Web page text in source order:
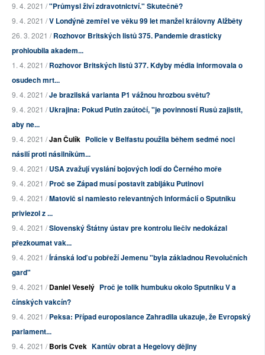
9. 4. 2021 /"Průmysl živí zdravotnictví." Skutečně?
9. 4. 2021 /V Londýně zemřel ve věku 99 let manžel královny Alžběty
26. 3. 2021 /Rozhovor Britských listů 375. Pandemie drasticky
prohloubila akadem...
1. 4. 2021 /Rozhovor Britských listů 377. Kdyby média informovala o
osudech mrt...
9. 4. 2021 /Je brazilská varianta P1 vážnou hrozbou světu?
9. 4. 2021 /Ukrajina: Pokud Putin zaútočí, "je povinností Rusů zajistit,
aby ne...
9. 4. 2021 /Jan Čulík Policie v Belfastu použila během sedmé noci
násilí proti násilníkům...
9. 4. 2021 /USA zvažují vyslání bojových lodí do Černého moře
9. 4. 2021 /Proč se Západ musí postavit zabijáku Putinovi
9. 4. 2021 /Matovič si namiesto relevantných informácií o Sputniku
priviezol z ...
9. 4. 2021 /Slovenský Štátny ústav pre kontrolu liečiv nedokázal
přezkoumat vak...
9. 4. 2021 /Íránská loď u pobřeží Jemenu "byla základnou Revolučních
gard"
9. 4. 2021 /Daniel Veselý Proč je tolik humbuku okolo Sputniku V a
čínských vakcín?
9. 4. 2021 /Peksa: Případ europoslance Zahradila ukazuje, že Evropský
parlament...
9. 4. 2021 /Boris Cvek Kantův obrat a Hegelovy dějiny